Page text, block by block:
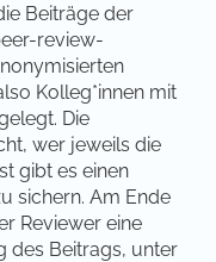
Beiträge der
review-
Kolleg*innen mit
Die
wer jeweils die
gibt es einen
sichern. Am Ende
Reviewer eine
des Beitrags, unter